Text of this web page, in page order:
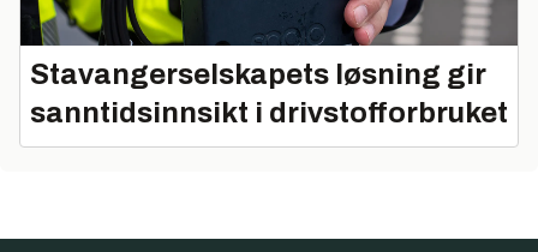
Stavangerselskapets løsning gir
sanntidsinnsikt i drivstofforbruket